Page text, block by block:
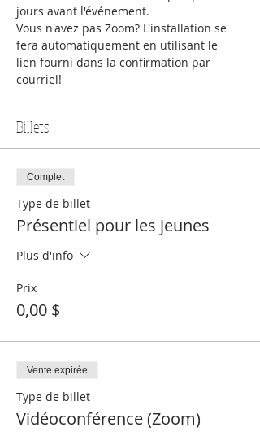
jours avant l'événement.
Vous n'avez pas Zoom? L'installation se
fera automatiquement en utilisant le
lien fourni dans la confirmation par
courriel!
Billets
Complet
Type de billet
Présentiel pour les jeunes
Plus d'info
Prix
0,00 $
Vente expirée
Type de billet
Vidéoconférence (Zoom)